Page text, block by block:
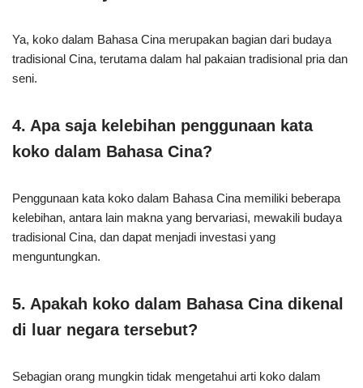
Ya, koko dalam Bahasa Cina merupakan bagian dari budaya
tradisional Cina, terutama dalam hal pakaian tradisional pria dan
seni.
4. Apa saja kelebihan penggunaan kata
koko dalam Bahasa Cina?
Penggunaan kata koko dalam Bahasa Cina memiliki beberapa
kelebihan, antara lain makna yang bervariasi, mewakili budaya
tradisional Cina, dan dapat menjadi investasi yang
menguntungkan.
5. Apakah koko dalam Bahasa Cina dikenal
di luar negara tersebut?
Sebagian orang mungkin tidak mengetahui arti koko dalam